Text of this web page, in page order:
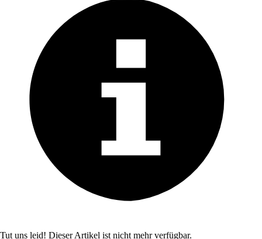
Tut uns leid! Dieser Artikel ist nicht mehr verfügbar.